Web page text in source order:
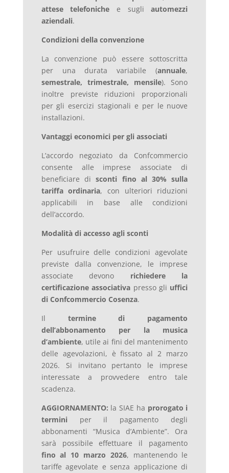
attese telefoniche e sugliautomezzi
aziendali.
Condizioni della convenzione
La convenzione può essere sottoscritta
per una durata variabile (annuale,
semestrale, trimestrale, mensile). Sono
inoltre previste riduzioni proporzionali
per gli esercizi stagionali e per le nuove
installazioni.
Vantaggi economici per gli associati
L’accordo negoziato da Confcommercio
consente alle imprese associate di
beneficiare disconti fino al 30% sulla
tariffa ordinaria, con ulteriori riduzioni
applicabili in base alle condizioni
dell’accordo.
Modalità di accesso agli sconti
Per usufruire delle condizioni agevolate
previste dalla convenzione, le imprese
associate devono richiedere la
certificazione associativa presso gli uffici
di Confcommercio Cosenza.
Il termine di pagamento
dell’abbonamento per la musica
d’ambiente, utile ai fini del mantenimento
delle agevolazioni, è fissato al 2 marzo
2026. Si invitano pertanto le imprese
interessate a provvedere entro tale
scadenza.
AGGIORNAMENTO: la SIAE ha prorogato i
termini per il pagamento degli
abbonamenti “Musica d’Ambiente”. Ora
sarà possibile effettuare il pagamento
fino al 10 marzo 2026, mantenendo le
tariffe agevolate e senza applicazione di